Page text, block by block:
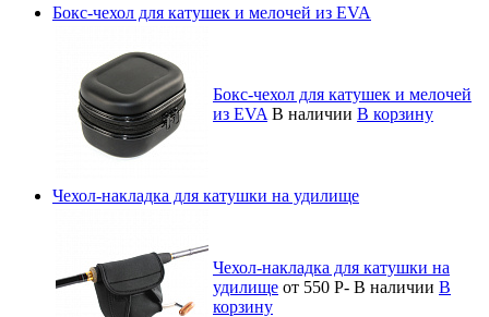
Бокс-чехол для катушек и мелочей из EVA
Бокс-чехол для катушек и мелочей
из EVA В наличии В корзину
Чехол-накладка для катушки на удилище
Чехол-накладка для катушки на
удилище от 550 Р- В наличии В
корзину